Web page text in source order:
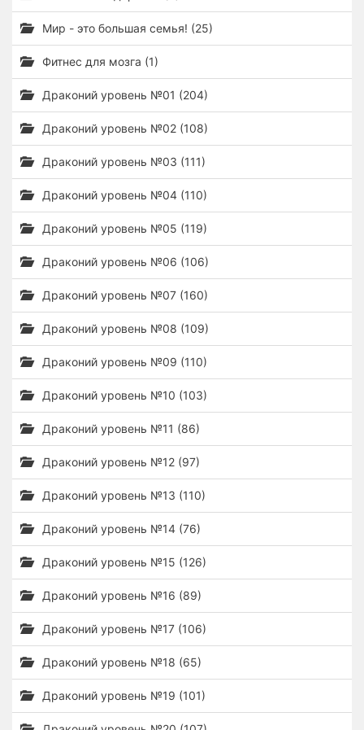
Мир - это большая семья! (25)
Фитнес для мозга (1)
Драконий уровень №01 (204)
Драконий уровень №02 (108)
Драконий уровень №03 (111)
Драконий уровень №04 (110)
Драконий уровень №05 (119)
Драконий уровень №06 (106)
Драконий уровень №07 (160)
Драконий уровень №08 (109)
Драконий уровень №09 (110)
Драконий уровень №10 (103)
Драконий уровень №11 (86)
Драконий уровень №12 (97)
Драконий уровень №13 (110)
Драконий уровень №14 (76)
Драконий уровень №15 (126)
Драконий уровень №16 (89)
Драконий уровень №17 (106)
Драконий уровень №18 (65)
Драконий уровень №19 (101)